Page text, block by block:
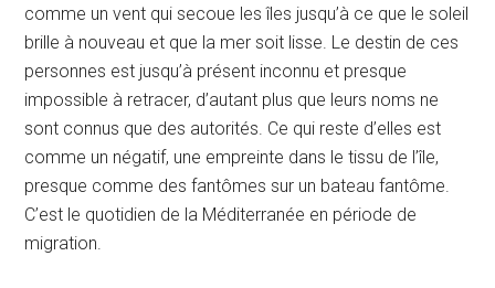
comme un vent qui secoue les îles jusqu’à ce que le soleil
brille à nouveau et que la mer soit lisse. Le destin de ces
personnes est jusqu’à présent inconnu et presque
impossible à retracer, d’autant plus que leurs noms ne
sont connus que des autorités. Ce qui reste d’elles est
comme un négatif, une empreinte dans le tissu de l’île,
presque comme des fantômes sur un bateau fantôme.
C’est le quotidien de la Méditerranée en période de
migration.